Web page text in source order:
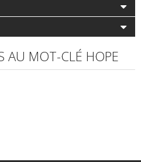
AU MOT-CLÉ HOPE